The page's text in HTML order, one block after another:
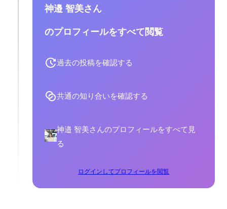
神邉 智美さん
のプロフィールをすべて閲覧
過去の投稿を確認する
共通の知り合いを確認する
神邉 智美さんのプロフィールをすべて見
る
ログインしてプロフィールを閲覧